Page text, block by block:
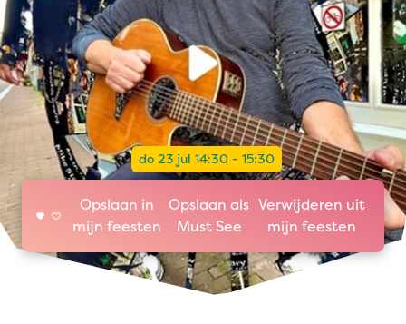
do 23 jul 14:30 - 15:30
Opslaan in
mijn feesten
Opslaan als
Must See
Verwijderen uit
mijn feesten